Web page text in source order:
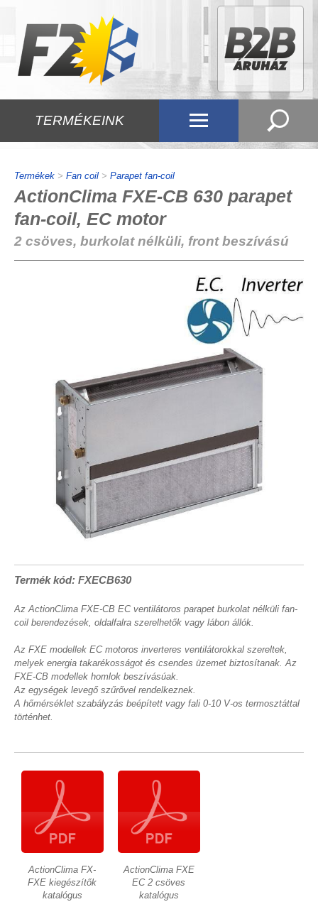
TERMÉKEINK
Termékek > Fan coil > Parapet fan-coil
ActionClima FXE-CB 630 parapet
fan-coil, EC motor
2 csöves, burkolat nélküli, front beszívású
Termék kód: FXECB630
Az ActionClima FXE-CB EC ventilátoros parapet burkolat nélküli fan-
coil berendezések, oldalfalra szerelhetők vagy lábon állók.
Az FXE modellek EC motoros inverteres ventilátorokkal szereltek,
melyek energia takarékosságot és csendes üzemet biztosítanak. Az
FXE-CB modellek homlok beszívásúak.
Az egységek levegő szűrővel rendelkeznek.
A hőmérséklet szabályzás beépített vagy fali 0-10 V-os termosztáttal
történhet.
ActionClima FX-
FXE kiegészítők
katalógus
ActionClima FXE
EC 2 csöves
katalógus